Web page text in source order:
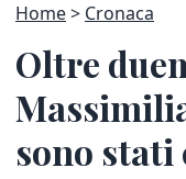
Home Cronaca
Oltre
sono stati